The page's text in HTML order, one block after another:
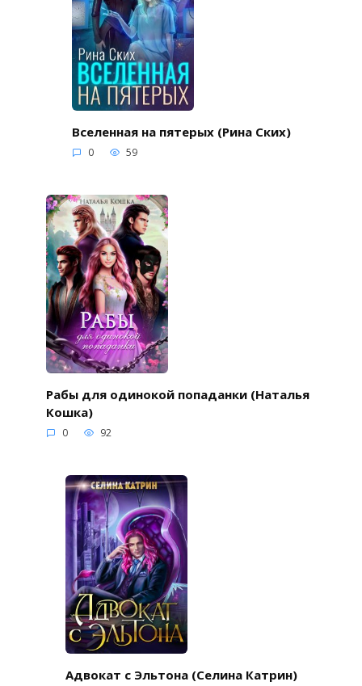
Вселенная на пятерых (Рина Ских)
0 59
Рабы для одинокой попаданки (Наталья
Кошка)
0 92
Адвокат с Эльтона (Селина Катрин)